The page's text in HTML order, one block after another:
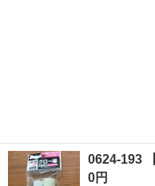
0624-193
0円